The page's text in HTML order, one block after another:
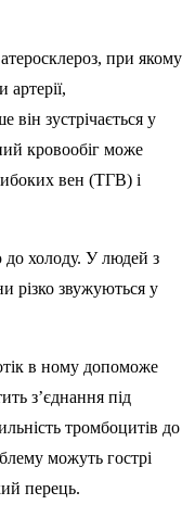
при якому
зустрічається у
кровообіг може
вен (ТГВ) і
до холоду. У людей з
різко звужуються у
в ному допоможе
з’єднання під
тромбоцитів до
можуть гострі
перець.